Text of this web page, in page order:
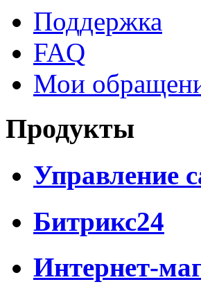
Поддержка
FAQ
Мои
Продукты
Управление
Битрикс24
Интернет-